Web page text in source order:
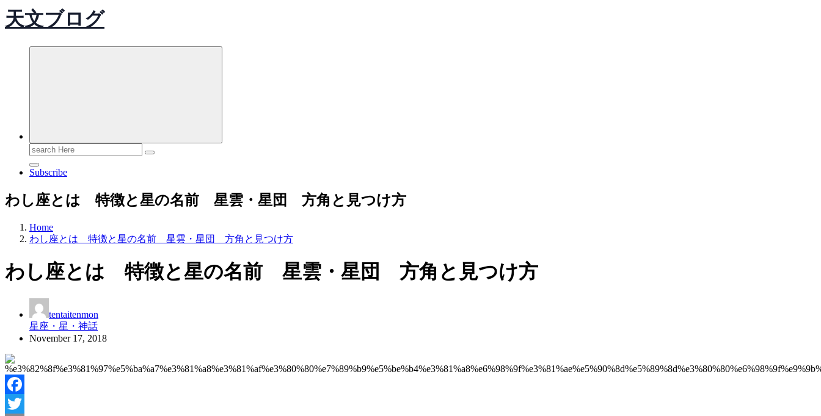
天文ブログ
Search
for:
Subscribe
わし座とは 特徴と星の名前 星雲・星団 方角と見つけ方
Home
わし座とは 特徴と星の名前 星雲・星団 方角と見つけ方
わし座とは 特徴と星の名前 星雲・星団 方角と見つけ方
tentaitenmon
星座・星・神話
November 17, 2018
Facebook